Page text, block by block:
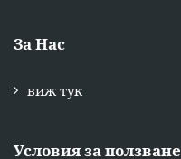
За Нас
виж тук
Условия за ползване